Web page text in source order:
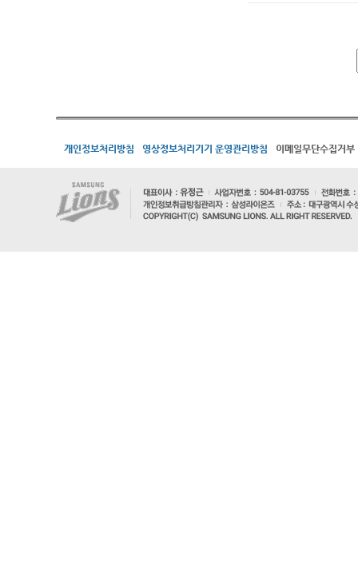
개인정보처리방침 영상정보처리기기 운영관리방침 이메일무단수집거부